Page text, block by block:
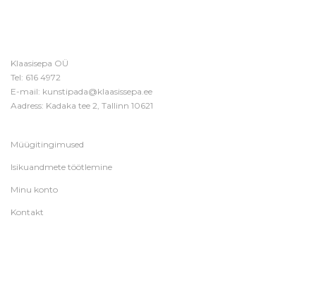
Klaasisepa OÜ
Tel: 616 4972
E-mail: kunstipada@klaasissepa.ee
Aadress: Kadaka tee 2, Tallinn 10621
Müügitingimused
Isikuandmete töötlemine
Minu konto
Kontakt